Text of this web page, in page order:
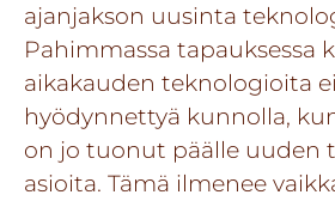
ajanjakson uusinta
Pahimmassa tapauksessa
aikakauden teknologioita
hyödynnettyä kunnolla,
on jo tuonut päälle uuden
asioita. Tämä ilmenee